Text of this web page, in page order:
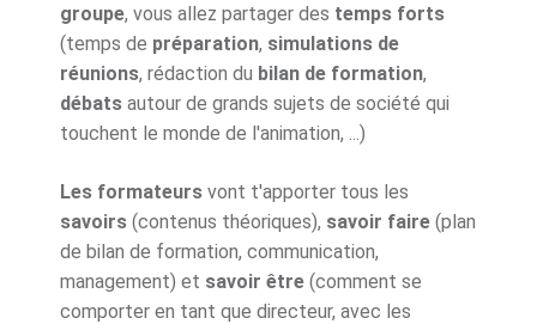
groupe, vous allez partager des temps forts
(temps de préparation, simulations de
réunions, rédaction du bilan de formation,
débats autour de grands sujets de société qui
touchent le monde de l'animation, ...)
Les formateurs vont t'apporter tous les
savoirs (contenus théoriques), savoir faire (plan
de bilan de formation, communication,
management) et savoir être (comment se
comporter en tant que directeur, avec les